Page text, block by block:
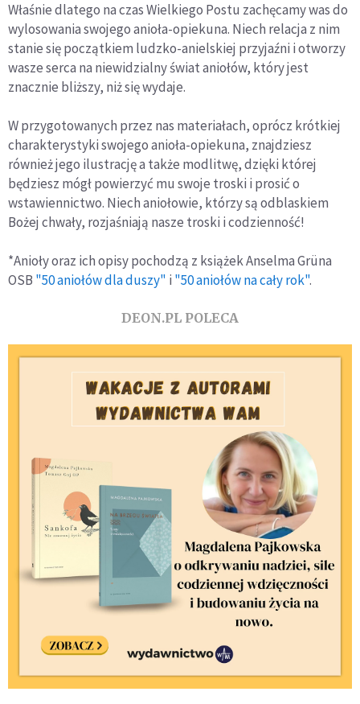
Właśnie dlatego na czas Wielkiego Postu zachęcamy was do
wylosowania swojego anioła-opiekuna. Niech relacja z nim
stanie się początkiem ludzko-anielskiej przyjaźni i otworzy
wasze serca na niewidzialny świat aniołów, który jest
znacznie bliższy, niż się wydaje.
W przygotowanych przez nas materiałach, oprócz krótkiej
charakterystyki swojego anioła-opiekuna, znajdziesz
również jego ilustrację a także modlitwę, dzięki której
będziesz mógł powierzyć mu swoje troski i prosić o
wstawiennictwo. Niech aniołowie, którzy są odblaskiem
Bożej chwały, rozjaśniają nasze troski i codzienność!
*Anioły oraz ich opisy pochodzą z książek Anselma Grüna
OSB "50 aniołów dla duszy" i "50 aniołów na cały rok".
DEON.PL POLECA